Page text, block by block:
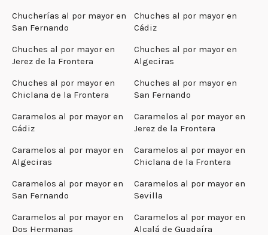
Chucherías al por mayor en
San Fernando
Chuches al por mayor en
Cádiz
Chuches al por mayor en
Jerez de la Frontera
Chuches al por mayor en
Algeciras
Chuches al por mayor en
Chiclana de la Frontera
Chuches al por mayor en
San Fernando
Caramelos al por mayor en
Cádiz
Caramelos al por mayor en
Jerez de la Frontera
Caramelos al por mayor en
Algeciras
Caramelos al por mayor en
Chiclana de la Frontera
Caramelos al por mayor en
San Fernando
Caramelos al por mayor en
Sevilla
Caramelos al por mayor en
Dos Hermanas
Caramelos al por mayor en
Alcalá de Guadaíra